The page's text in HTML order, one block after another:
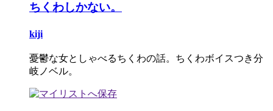
ちくわしかない。
kiji
憂鬱な女としゃべるちくわの話。ちくわボイスつき分
岐ノベル。